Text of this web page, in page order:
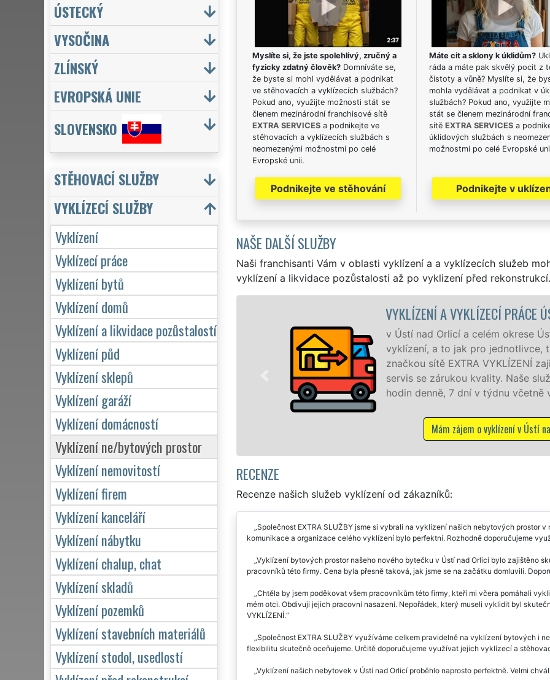
Myslíte si, že jste spolehlivý, zručný a
fyzicky zdatný člověk?Domníváte se,
že byste si mohl vydělávat a podnikat
ve stěhovacích a vyklízecích službách?
Pokud ano, využijte možnosti stát se
členem mezinárodní franchisové sítě
EXTRA SERVICESa podnikejte ve
stěhovacích a vyklízecích službách s
neomezenými možnostmi po celé
Evropské unii.
Podnikejte ve stěhování
Máte cit a sklony k úklidům?
ráda a máte pak skvělý pocit z
čistoty a vůně? Myslíte si, že
mohla vydělávat a podnikat v
službách? Pokud ano, využijte
stát se členem mezinárodní
sítě EXTRA SERVICESa
úklidových službách s
možnostmi po celé Evropské
Podnikejte v
NAŠE DALŠÍ SLUŽBY
Naši franchisanti Vám v oblasti vyklízení a a vyklízecích služeb
vyklízení a likvidace pozůstalosti až po vyklizení před rekonstrukcí.
VYKLÍZENÍ A VYKLÍZECÍ PRÁCE ÚSTÍ NAD ORLICÍ
v Ústí nad Orlicí a celém okrese Ústí nad Orlicí zajišťujeme služby
vyklízení, a to jak pro jednotlivce, tak pro obchodní společnosti. Pod
značkou sítě EXTRA VYKLÍZENÍ zajišťujeme profesionální a kvalitní
servis se zárukou kvality. Naše služby poskytujeme NON-STOP 24
hodin denně, 7 dní v týdnu včetně víkendů a svátků bez příplatků.
RECENZE
Recenze našich služeb vyklízení od zákazníků:
Společnost EXTRA SLUŽBY jsme si vybrali na vyklízení našich nebytových prostor
komunikace a organizace celého vyklízení bylo perfektní. Rozhodně doporučujeme
Vyklízení bytových prostor našeho nového bytečku v Ústí nad Orlicí bylo zajištěno
pracovníků této firmy. Cena byla přesně taková, jak jsme se na začátku domluvili.
Chtěla by jsem poděkovat všem pracovníkům této firmy, kteří mi včera pomáhali
mém otci. Obdivuji jejich pracovní nasazení. Nepořádek, který museli vyklidit byl
VYKLÍZENÍ.
Společnost EXTRA SLUŽBY využíváme celkem pravidelně na vyklízení bytových i
flexibilitu skutečně oceňujeme. Určitě doporučujeme využívat jejich vyklízecí a
Vyklízení našich nebytovek v Ústí nad Orlicí proběhlo naprosto perfektně. Velmi
ÚSTECKÝ
VYSOČINA
ZLÍNSKÝ
EVROPSKÁ UNIE
SLOVENSKO
STĚHOVACÍ SLUŽBY
VYKLÍZECÍ SLUŽBY
Vyklízení
Vyklízecí práce
Vyklízení bytů
Vyklízení domů
Vyklízení a likvidace pozůstalostí
Vyklízení půd
Vyklízení sklepů
Vyklízení garáží
Vyklízení domácností
Vyklízení ne/bytových prostor
Vyklízení nemovitostí
Vyklízení firem
Vyklízení kanceláří
Vyklízení nábytku
Vyklízení chalup, chat
Vyklízení skladů
Vyklízení pozemků
Vyklízení stavebních materiálů
Vyklízení stodol, usedlostí